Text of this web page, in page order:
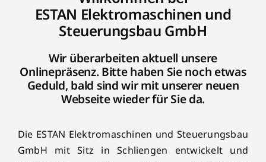
ESTAN Elektromaschinen und
Steuerungsbau GmbH
Wir überarbeiten aktuell unsere
Onlinepräsenz. Bitte haben Sie noch etwas
Geduld, bald sind wir mit unserer neuen
Webseite wieder für Sie da.
Die ESTAN Elektromaschinen und Steuerungsbau
GmbH mit Sitz in Schliengen entwickelt und